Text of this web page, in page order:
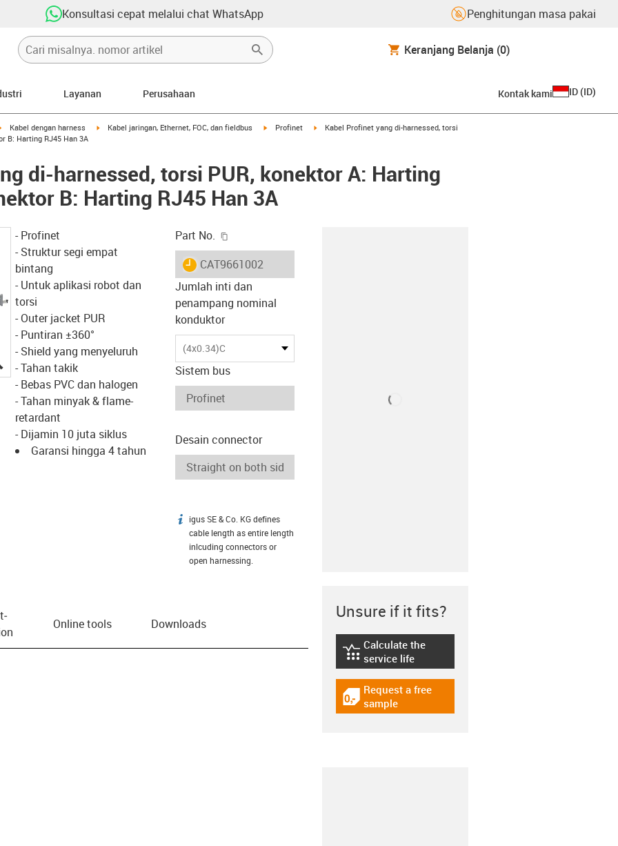
Konsultasi cepat melalui chat WhatsApp Penghitungan masa pakai
Keranjang Belanja (0)
Layanan Perusahaan Kontak kami ID (ID)
igus-icon-arrow-right
Kabel dengan harness igus-icon-arrow-right
Kabel jaringan, Ethernet, FOC, dan fieldbus igus-icon-arrow-right
Profinet igus-icon-arrow-right
Kabel Profinet yang di-harnessed, torsi
B: Harting RJ45 Han 3A
di-harnessed, torsi PUR, konektor A: Harting
B: Harting RJ45 Han 3A
igus-icon-lupe
- Profinet
- Struktur segi empat
bintang
- Untuk aplikasi robot dan
torsi
- Outer jacket PUR
- Puntiran ±360°
- Shield yang menyeluruh
- Tahan takik
- Bebas PVC dan halogen
- Tahan minyak & flame-
retardant
- Dijamin 10 juta siklus
Garansi hingga 4 tahun
Part No.
igus-icon-lieferzeit
CAT9661002
Jumlah inti dan
penampang nominal
konduktor
(4x0.34)C
Sistem bus
Desain connector
igus-icon-info
igus SE & Co. KG defines
cable length as entire length
inlcuding connectors or
open harnessing.
Online tools Downloads
Unsure if it fits?
igus-icon-lebensdauerrechner
Calculate the
service life
igus-icon-gratismuster
Request a free
sample